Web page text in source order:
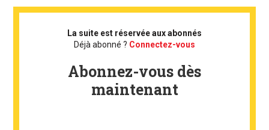
La suite est réservée aux abonnés
Déjà abonné ? Connectez-vous
Abonnez-vous dès
maintenant